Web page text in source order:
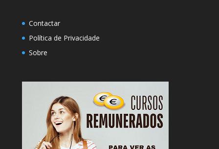
Contactar
Política de Privacidade
Sobre